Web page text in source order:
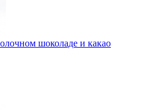
шоколаде и какао